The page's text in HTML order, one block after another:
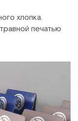
хлопка.
печатью